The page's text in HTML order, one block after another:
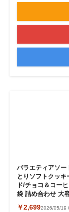
バラエティアソー
とりソフトクッ
ド/チョコ＆コー
袋 詰め合わせ 大
￥2,6992026/05/19